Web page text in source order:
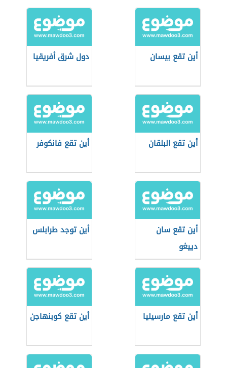
أين تقع بيسان دول شرق أفريقيا
أين تقع البلقان أين تقع فانكوفر
أين تقع سان
دييغو
أين توجد طرابلس
أين تقع مارسيليا أين تقع كوبنهاجن